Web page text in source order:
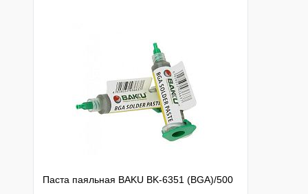
Паста паяльная BAKU BK-6351 (BGA)/500